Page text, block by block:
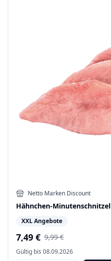
Netto Marken Discount
Hähnchen-Minutenschnitzel
XXL Angebote
7,49 € 9,99 €
Gültig bis 08.09.2026